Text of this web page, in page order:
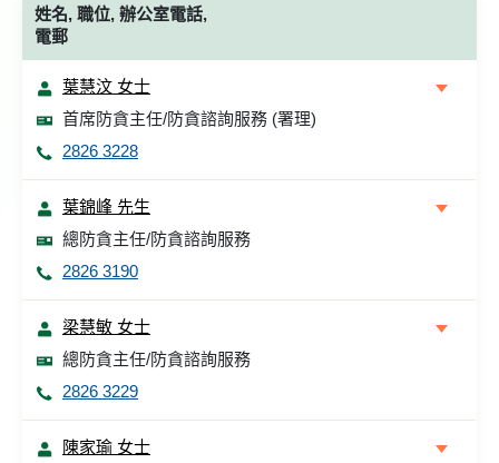
姓名, 職位, 辦公室電話,
電郵
葉慧汶 女士
首席防貪主任/防貪諮詢服務 (署理)
2826 3228
葉錦峰 先生
總防貪主任/防貪諮詢服務
2826 3190
梁慧敏 女士
總防貪主任/防貪諮詢服務
2826 3229
陳家瑜 女士